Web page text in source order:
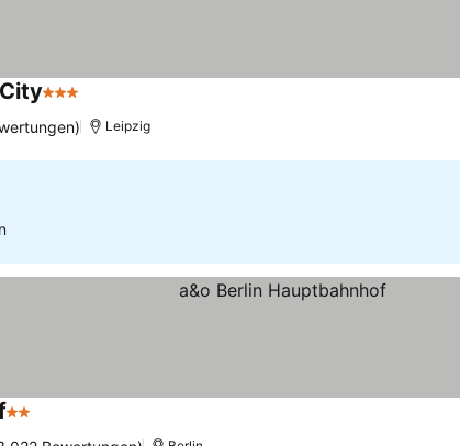
3 Sterne
Leipzig
2 Sterne